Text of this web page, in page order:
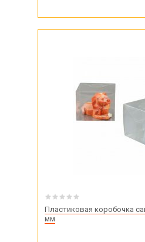
Пластиковая коробочка
мм